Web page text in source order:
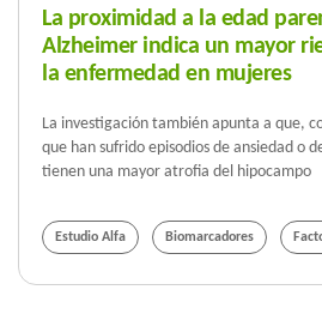
La proximidad a la edad
Alzheimer indica un mayor
la enfermedad en mujeres
La investigación también apunta a que,
que han sufrido episodios de ansiedad o
tienen una mayor atrofia del hipocampo
Estudio Alfa Biomarcadores